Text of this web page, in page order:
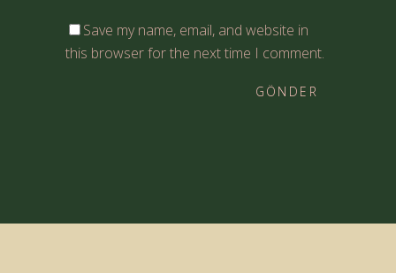
Save my name, email, and website in
this browser for the next time I comment.